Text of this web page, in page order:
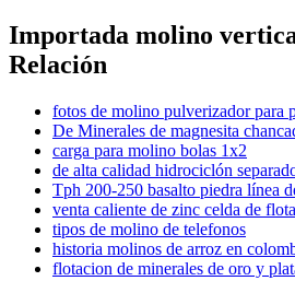
Importada molino
Relación
fotos de molino pulverizador para
De Minerales de magnesita
carga para molino bolas 1x2
de alta calidad hidrociclón
Tph 200-250 basalto piedra línea
venta caliente de zinc celda de
tipos de molino de telefonos
historia molinos de arroz en
flotacion de minerales de oro y